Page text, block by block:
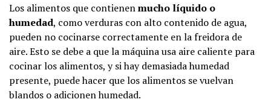
Los alimentos que contienenmucho líquido o
humedad, como verduras con alto contenido de agua,
pueden no cocinarse correctamente en la freidora de
aire. Esto se debe a que la máquina usa aire caliente para
cocinar los alimentos, y si hay demasiada humedad
presente, puede hacer que los alimentos se vuelvan
blandos o adicionen humedad.